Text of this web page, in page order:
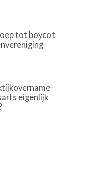
tot boycot
eigenlijk